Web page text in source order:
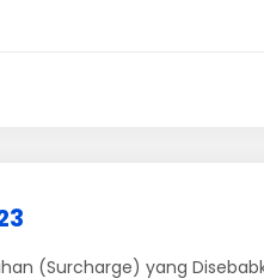
(Surcharge) yang